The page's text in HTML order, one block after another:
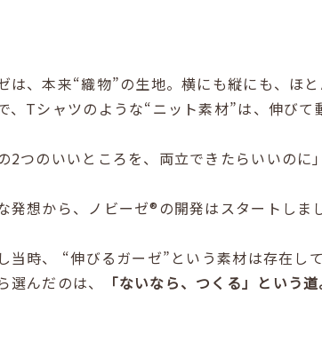
は、本来“織物”の生地。横にも縦にも、ほと
、Tシャツのような“ニット素材”は、伸びて
2つのいいところを、両立できたらいいのに」
発想から、ノビーゼ®︎の開発はスタートしま
当時、 “伸びるガーゼ”という素材は存在し
選んだのは、
「ないなら、つくる」という道